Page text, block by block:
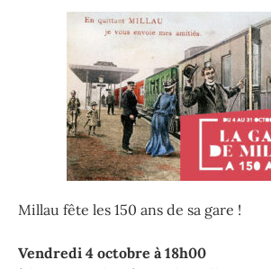
Millau fête les 150 ans de sa gare !
Vendredi 4 octobre à 18h00